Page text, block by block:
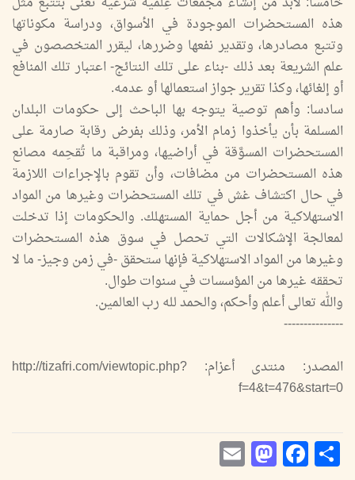
هذه المستحضرات الموجودة في الأسواق، ودراسة مكوناتها
وتتبع مصادرها، وتقدير نفعها وضررها، ليقرر المتخصصون في
علم الشريعة بعد ذلك -بناء على تلك النتائج- اعتبار تلك المنافع
أو إلغائها، وكذا تقرير جواز استعمالها أو عدمه.
سادسا: وأهم توصية يتوجه بها الباحث إلى حكومات البلدان
المسلمة بأن يأخذوا زمام الأمر، وذلك بفرض رقابة صارمة على
المستحضرات المسوَّقة في أراضيها، ومراقبة ما تُقحِمه مصانع
هذه المستحضرات من مضافات، وأن تقوم بالإجراءات اللازمة
في حال اكتشاف غش في تلك المستحضرات وغيرها من المواد
الاستهلاكية من أجل حماية المستهلك. والحكومات إذا تدخلت
لمعالجة الإشكالات التي تحصل في سوق هذه المستحضرات
وغيرها من المواد الاستهلاكية فإنها ستحقق -في زمن وجيز- ما لا
تحققه غيرها من المؤسسات في سنوات طوال.
والله تعالى أعلم وأحكم، والحمد لله رب العالمين.
---------------
المصدر: منتدى أعزام: http://tizafri.com/viewtopic.php?
f=4&t=476&start=0
Share
Facebook
Mastodon